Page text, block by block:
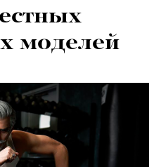
моделей